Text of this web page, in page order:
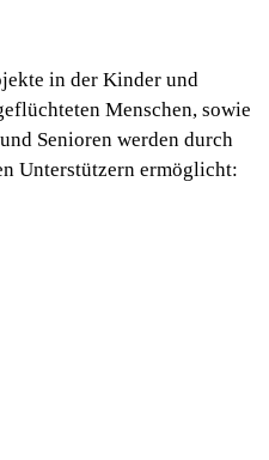
in der Kinder und
Menschen, sowie
Senioren werden durch
Unterstützern ermöglicht: